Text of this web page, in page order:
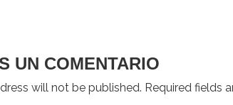
UN COMENTARIO
will not be published. Required fields